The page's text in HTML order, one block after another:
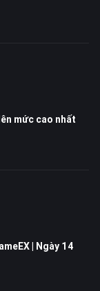
mức cao nhất
| Ngày 14